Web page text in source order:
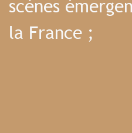
scènes
la France ;